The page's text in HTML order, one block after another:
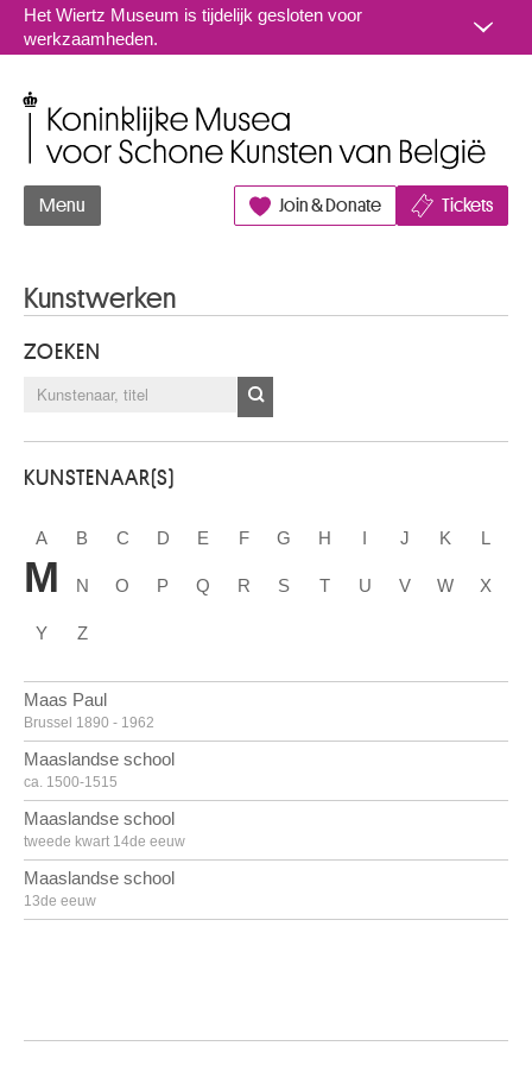
Naar inhoud
Het Wiertz Museum is tijdelijk gesloten voor
werkzaamheden.
Menu Join & Donate Tickets
Kunstwerken
ZOEKEN
KUNSTENAAR(S)
A B C D E F G H I J K L
M N O P Q R S T U V W X
Y Z
Maas Paul
Brussel 1890 - 1962
Maaslandse school
ca. 1500-1515
Maaslandse school
tweede kwart 14de eeuw
Maaslandse school
13de eeuw